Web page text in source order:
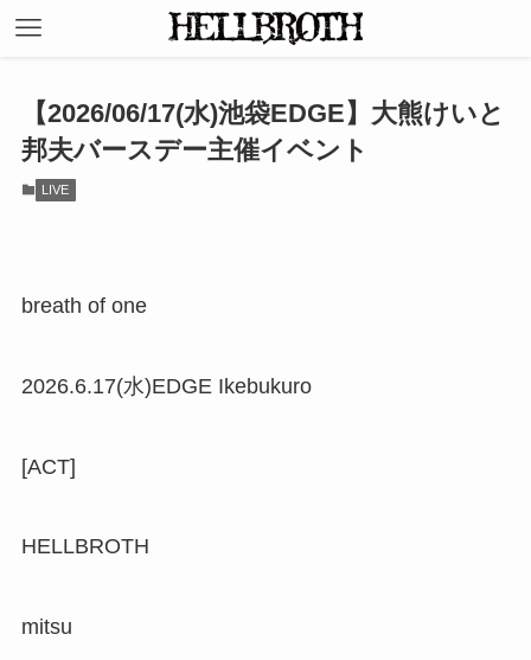
【2026/06/17(水)池袋EDGE】大熊けいと
邦夫バースデー主催イベント
LIVE
breath of one
2026.6.17(水)EDGE Ikebukuro
[ACT]
HELLBROTH
mitsu